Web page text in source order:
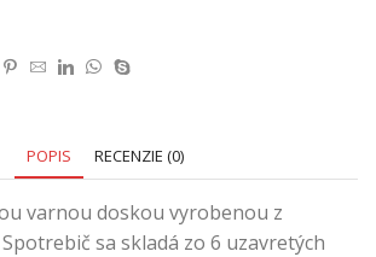
POPIS RECENZIE (0)
varnou doskou vyrobenou z
sa skladá zo 6 uzavretých